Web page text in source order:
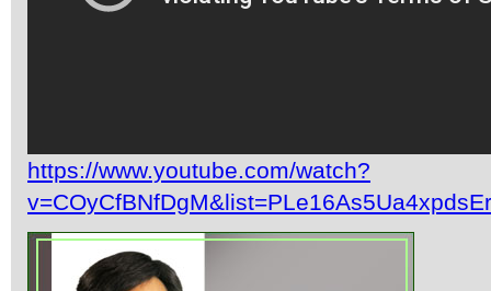
https://www.youtube.com/watch?